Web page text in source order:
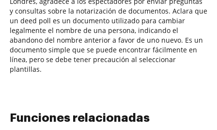
y consultas sobre la notarización de documentos. Aclara que
un deed poll es un documento utilizado para cambiar
legalmente el nombre de una persona, indicando el
abandono del nombre anterior a favor de uno nuevo. Es un
documento simple que se puede encontrar fácilmente en
línea, pero se debe tener precaución al seleccionar
plantillas.
Funciones relacionadas